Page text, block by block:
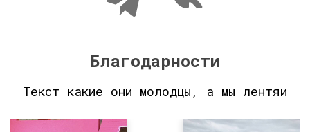
Благодарности
Текст какие они молодцы, а мы лентяи